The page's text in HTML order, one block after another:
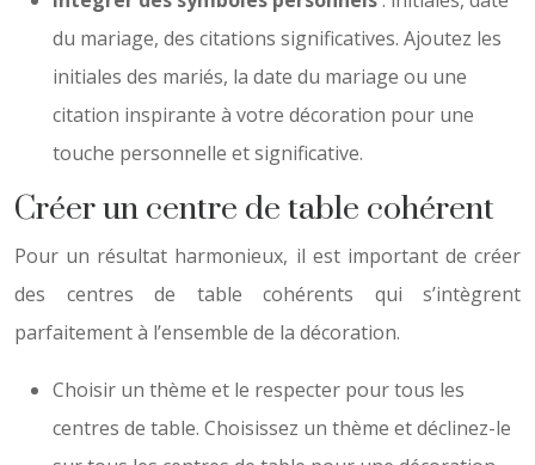
du mariage, des citations significatives. Ajoutez les
initiales des mariés, la date du mariage ou une
citation inspirante à votre décoration pour une
touche personnelle et significative.
Créer un centre de table cohérent
Pour un résultat harmonieux, il est important de créer
des centres de table cohérents qui s’intègrent
parfaitement à l’ensemble de la décoration.
Choisir un thème et le respecter pour tous les
centres de table. Choisissez un thème et déclinez-le